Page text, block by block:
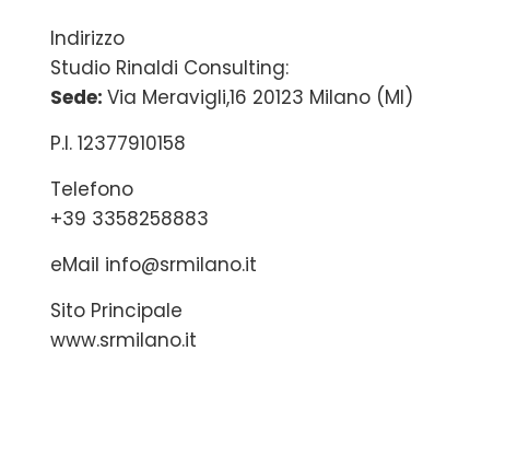
Indirizzo
Studio Rinaldi Consulting:
Sede: Via Meravigli,16 20123 Milano (MI)
P.I. 12377910158
Telefono
+39 3358258883
eMail info@srmilano.it
Sito Principale
www.srmilano.it